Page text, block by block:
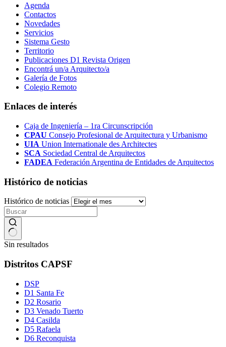
Agenda
Contactos
Novedades
Servicios
Sistema Gesto
Territorio
Publicaciones D1 Revista Origen
Encontrá un/a Arquitecto/a
Galería de Fotos
Colegio Remoto
Enlaces de interés
Caja de Ingeniería – 1ra Circunscripción
CPAU Consejo Profesional de Arquitectura y Urbanismo
UIA Union Internationale des Architectes
SCA Sociedad Central de Arquitectos
FADEA Federación Argentina de Entidades de Arquitectos
Histórico de noticias
Histórico de noticias
Sin resultados
Distritos CAPSF
DSP
D1 Santa Fe
D2 Rosario
D3 Venado Tuerto
D4 Casilda
D5 Rafaela
D6 Reconquista